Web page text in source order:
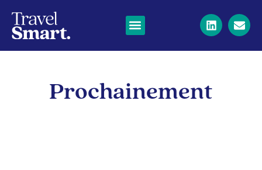
Prochainement